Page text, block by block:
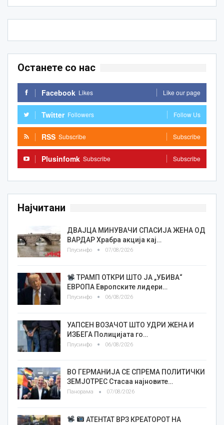
Останете со нас
Facebook Likes Like our page
Twitter Followers Follow Us
RSS Subscribe Subscribe
Plusinfomk Subscribe Subscribe
Најчитани
ДВАЈЦА МИНУВАЧИ СПАСИЈА ЖЕНА ОД
ВАРДАР Храбра акција кај…
Плусинфо 07/08/2026
ТРАМП ОТКРИ ШТО ЈА „УБИВА“
ЕВРОПА Европските лидери…
Плусинфо 06/08/2026
УАПСЕН ВОЗАЧОТ ШТО УДРИ ЖЕНА И
ИЗБЕГА Полицијата го…
Плусинфо 06/08/2026
ВО ГЕРМАНИЈА СЕ СПРЕМА ПОЛИТИЧКИ
ЗЕМЈОТРЕС Стасаа најновите…
Панорама 07/08/2026
АТЕНТАТ ВРЗ КРЕАТОРОТ НА